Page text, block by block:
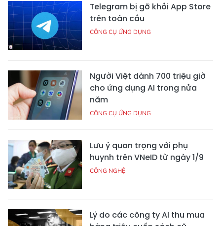
Telegram bị gỡ khỏi App Store
trên toàn cầu
CÔNG CỤ ỨNG DỤNG
Người Việt dành 700 triệu giờ
cho ứng dụng AI trong nửa
năm
CÔNG CỤ ỨNG DỤNG
Lưu ý quan trọng với phụ
huynh trên VNeID từ ngày 1/9
CÔNG NGHỆ
Lý do các công ty AI thu mua